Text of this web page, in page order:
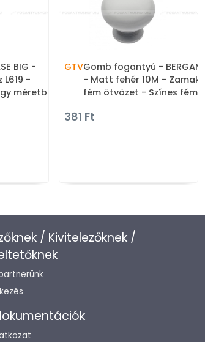
BIG -
-
méretben
GTVGomb fogantyú - BERGAMO
- Matt fehér 10M - Zamak
fém ötvözet - Színes fém
381 Ft
/ Kivitelezőknek /